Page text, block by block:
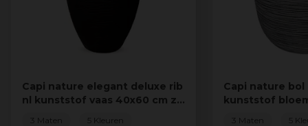
Capi nature elegant deluxe rib
nl kunststof vaas 40x60 cm z…
3 Maten 5 Kleuren
Capi nature bol
kunststof
3 Maten 5